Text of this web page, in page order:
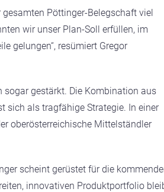
Pöttinger-Belegschaft viel
wir unser Plan-Soll erfüllen, im
gelungen“, resümiert Gregor
sogar gestärkt. Die Kombination aus
sich als tragfähige Strategie. In einer
oberösterreichische Mittelständler
scheint gerüstet für die
innovativen Produktportfolio